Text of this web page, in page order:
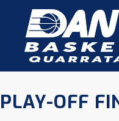
PLAY-OFF